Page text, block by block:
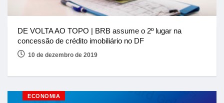
DE VOLTA AO TOPO | BRB assume o 2º lugar na
concessão de crédito imobiliário no DF
10 de dezembro de 2019
ECONOMIA